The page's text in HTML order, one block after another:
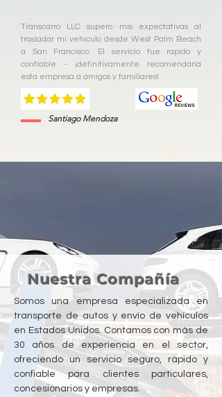
Transcarro LLC supero mis expectativas al
trasladar mi vehiculo desde West Palm Beach
a San Francisco. El servicio fue rapido y
confiable - ¡definitivamente recomendaria
esta empresa a amigos y familiares!
Santiago Mendoza
Nuestra Compañía
Somos una empresa especializada en
transporte de autos y envío de vehículos
en Estados Unidos. Contamos con más de
30 años de experiencia en el sector,
ofreciendo un servicio seguro, rápido y
confiable para clientes particulares,
concesionarios y empresas.